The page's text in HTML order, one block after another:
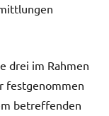
drei im Rahmen
festgenommen
betreffenden